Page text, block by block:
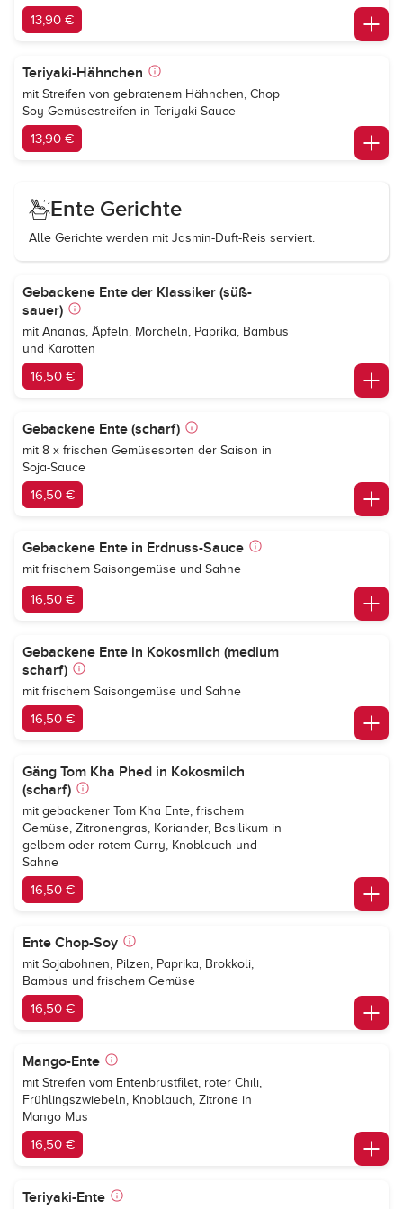
13,90 €
Teriyaki-Hähnchen
mit Streifen von gebratenem Hähnchen, Chop
Soy Gemüsestreifen in Teriyaki-Sauce
13,90 €
Ente Gerichte
Alle Gerichte werden mit Jasmin-Duft-Reis serviert.
Gebackene Ente der Klassiker (süß-
sauer)
mit Ananas, Äpfeln, Morcheln, Paprika, Bambus
und Karotten
16,50 €
Gebackene Ente (scharf)
mit 8 x frischen Gemüsesorten der Saison in
Soja-Sauce
16,50 €
Gebackene Ente in Erdnuss-Sauce
mit frischem Saisongemüse und Sahne
16,50 €
Gebackene Ente in Kokosmilch (medium
scharf)
mit frischem Saisongemüse und Sahne
16,50 €
Gäng Tom Kha Phed in Kokosmilch
(scharf)
mit gebackener Tom Kha Ente, frischem
Gemüse, Zitronengras, Koriander, Basilikum in
gelbem oder rotem Curry, Knoblauch und
Sahne
16,50 €
Ente Chop-Soy
mit Sojabohnen, Pilzen, Paprika, Brokkoli,
Bambus und frischem Gemüse
16,50 €
Mango-Ente
mit Streifen vom Entenbrustfilet, roter Chili,
Frühlingszwiebeln, Knoblauch, Zitrone in
Mango Mus
16,50 €
Teriyaki-Ente